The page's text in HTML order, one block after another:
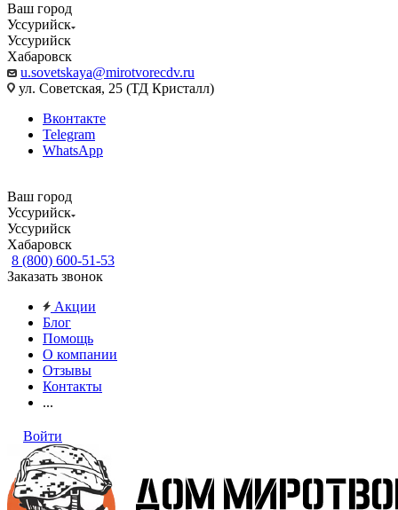
Ваш город
Уссурийск
Уссурийск
Хабаровск
u.sovetskaya@mirotvorecdv.ru
ул. Советская, 25 (ТД Кристалл)
Вконтакте
Telegram
WhatsApp
Ваш город
Уссурийск
Уссурийск
Хабаровск
8 (800) 600-51-53
Заказать звонок
Акции
Блог
Помощь
О компании
Отзывы
Контакты
...
Войти